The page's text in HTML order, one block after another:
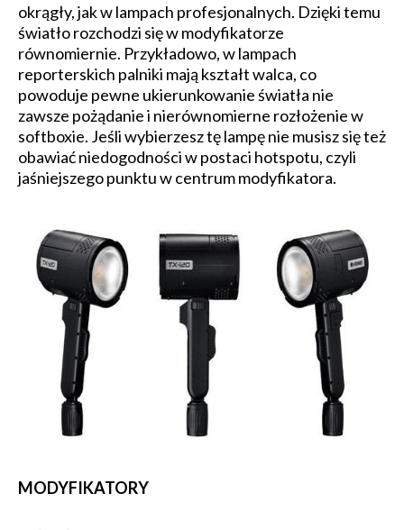
okrągły, jak w lampach profesjonalnych. Dzięki temu
światło rozchodzi się w modyfikatorze
równomiernie. Przykładowo, w lampach
reporterskich palniki mają kształt walca, co
powoduje pewne ukierunkowanie światła nie
zawsze pożądanie i nierównomierne rozłożenie w
softboxie. Jeśli wybierzesz tę lampę nie musisz się też
obawiać niedogodności w postaci hotspotu, czyli
jaśniejszego punktu w centrum modyfikatora.
MODYFIKATORY